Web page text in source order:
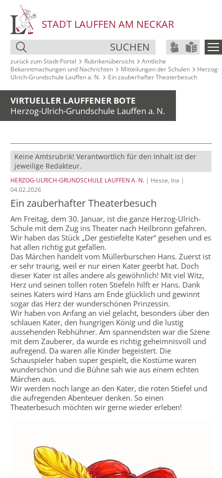
STADT LAUFFEN AM NECKAR
SUCHEN
zurück zum Stadt‑Portal Rubrikenübersicht
Amtliche
Bekanntmachungen und Nachrichten
Mitteilungen der Schulen
Herzog-
Ulrich-Grundschule Lauffen a. N.
Ein zauberhafter Theaterbesuch
VIRTUELLER LAUFFENER BOTE
Herzog-Ulrich-Grundschule Lauffen a. N.
Keine Amtsrubrik! Verantwortlich für den Inhalt ist der
jeweilige Redakteur.
HERZOG-ULRICH-GRUNDSCHULE LAUFFEN A. N. | Hesse, Ina |
04.02.2026
Ein zauberhafter Theaterbesuch
Am Freitag, dem 30. Januar, ist die ganze Herzog-Ulrich-
Schule mit dem Zug ins Theater nach Heilbronn gefahren.
Wir haben das Stück „Der gestiefelte Kater“ gesehen und es
hat allen richtig gut gefallen.
Das Märchen handelt vom Müllerburschen Hans. Zuerst ist
er sehr traurig, weil er nur einen Kater geerbt hat. Doch
dieser Kater ist alles andere als gewöhnlich! Mit viel Witz,
Herz und seinen tollen roten Stiefeln hilft er Hans. Dank
seines Katers wird Hans am Ende glücklich und gewinnt
sogar das Herz der wunderschönen Prinzessin.
Wir haben von Anfang an viel gelacht, besonders über den
schlauen Kater, den hungrigen König und die lustig
aussehenden Rebhühner. Am spannendsten war die Szene
mit dem Zauberer, da wurde es richtig geheimnisvoll und
aufregend. Da waren alle Kinder begeistert. Die
Schauspieler haben super gespielt, die Kostüme waren
wunderschön und die Bühne sah wie aus einem echten
Märchen aus.
Wir werden noch lange an den Kater, die roten Stiefel und
die aufregenden Abenteuer denken. So einen
Theaterbesuch möchten wir gerne wieder erleben!